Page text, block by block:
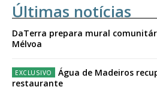
Últimas notícias
DaTerra prepara mural
Mélvoa
Água de Madeiros
restaurante